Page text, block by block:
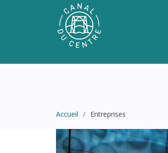
Accueil Entreprises